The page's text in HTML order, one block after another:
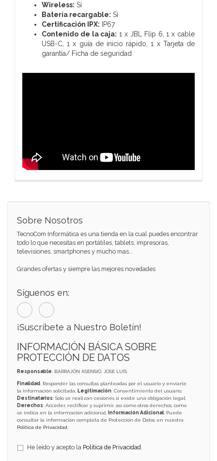
Wireless: Sí
Batería recargable: Sí
Certificación IPX:
IP67
Contenido de la caja: 1 x JBL Flip 6,1 x cable
USB-C,1 x guía de inicio rápido,1 x Tarjeta de
garantía/ Ficha de seguridad
Sobre Nosotros
TecnoCom Informática es una tienda en la cual puedes encontrar
todo lo que necesitas en portátiles, tablets, impresoras,
televisiones, smartphones y mucho mas...
Grandes ofertas y siempre las mejores novedades
Síguenos en:
¡Suscríbete a Nuestro Boletín!
INFORMACIÓN BÁSICA SOBRE
PROTECCIÓN DE DATOS
Responsable: BARRAJÓN ASENSIO, JOSE LUIS
Finalidad: Responder las consultas planteadas por el usuario y enviarle
la información solicitada; Legitimación: Consentimiento del usuario;
Destinatarios: Solo se realizan cesiones si existe una obligación legal;
Derechos: Acceder, rectificar y suprimir, así como otros derechos, como
se indica en la información adicional;
Información Adicional: Puede
consultar la información completa de Protección de Datos en nuestra
Política de Privacidad
He leído y acepto la Política de Privacidad